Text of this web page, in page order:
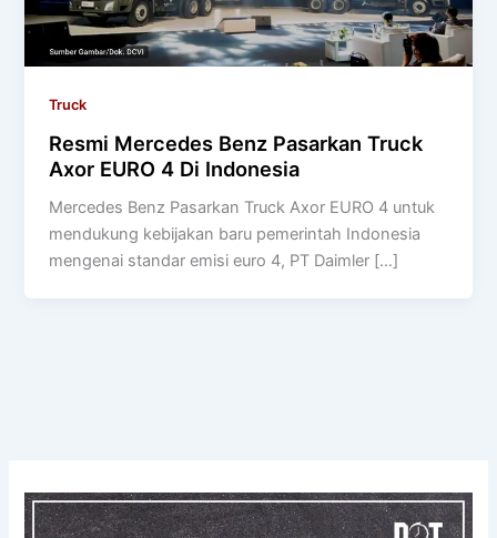
Truck
Resmi Mercedes Benz Pasarkan Truck
Axor EURO 4 Di Indonesia
Mercedes Benz Pasarkan Truck Axor EURO 4 untuk
mendukung kebijakan baru pemerintah Indonesia
mengenai standar emisi euro 4, PT Daimler […]